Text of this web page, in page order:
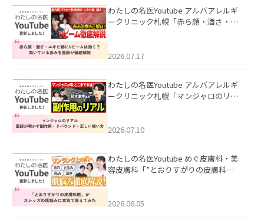
わたしの名医Youtube アルバアレルギ
ークリニック札幌「赤ら顔・酒さ・ニ
した。
2026.07.17
わたしの名医Youtube アルバアレルギ
ークリニック札幌「マンジャロのリア
た。
2026.07.10
わたしの名医Youtube めぐ皮膚科・美
容皮膚科「”とおりすがりの皮膚科
2026.06.05